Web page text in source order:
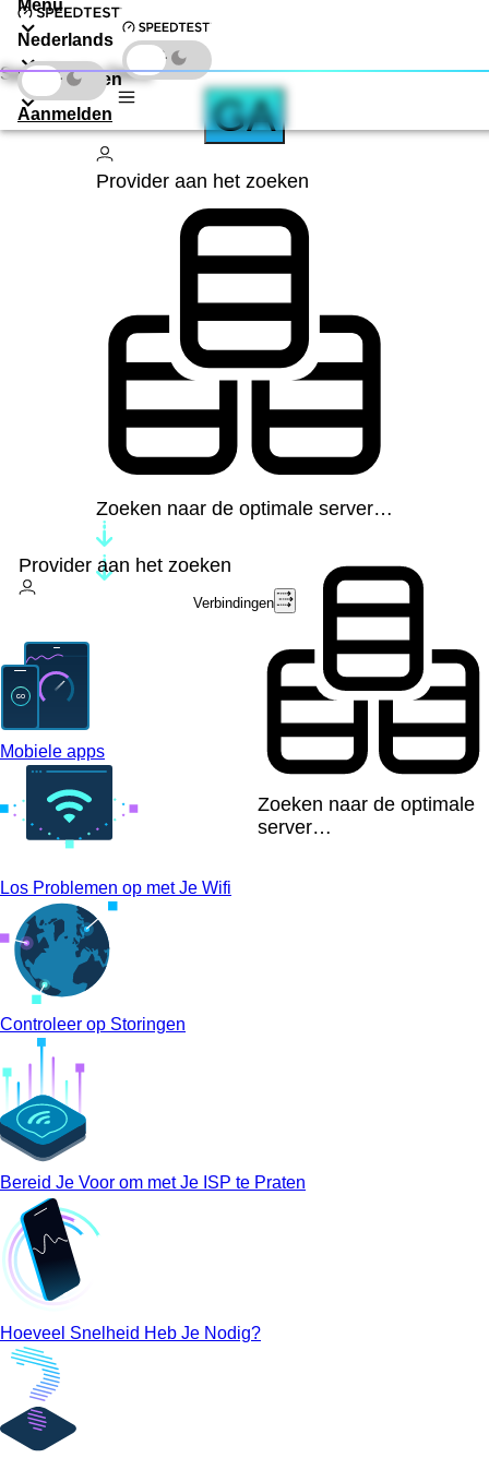
Menu
Nederlands
Downloaden
Aanmelden
Speedtest by Ookla
GA
Provider aan het zoeken
Zoeken naar de optimale server…
Provider aan het zoeken
Zoeken naar de optimale
server…
Verbindingen
Mobiele apps
Los Problemen op met Je Wifi
Controleer op Storingen
Bereid Je Voor om met Je ISP te Praten
Hoeveel Snelheid Heb Je Nodig?